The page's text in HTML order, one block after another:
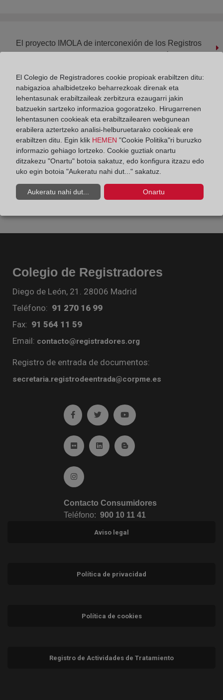
El proyecto IMOLA de interconexión de los Registros
Colegio de Registradores
Diego de León, 21. 28006 Madrid
Teléfono: 91 270 16 99
Fax: 91 564 11 59
Email: contacto@registradores.org
Registro de entrada de documentos:
secretaria.registrodeentrada@corpme.es
Ir a facebook (abre en ventana nueva)
Ir a twitter (abre en ventana nueva)
Ir a YouTube (abre en
Ir a Flickr (abre en ventana nueva)
Ir a Linkedin (abre en ventana nueva)
Ir al Blog (abre en ventana
Ir a Instagram (abre en ventana nueva)
Contacto Consumidores
Teléfono: 900 10 11 41
Aviso legal
Política de privacidad
Política de cookies
Registro de Actividades de Tratamiento
El Colegio de Registradores cookie propioak erabiltzen ditu:
nabigazioa ahalbidetzeko beharrezkoak direnak eta
lehentasunak erabiltzaileak zerbitzura ezaugarri jakin
batzuekin sartzeko informazioa gogoratzeko. Hirugarrenen
lehentasunen cookieak eta erabiltzailearen webgunean
erabilera aztertzeko analisi-helburuetarako cookieak ere
erabiltzen ditu. Egin klik HEMEN "Cookie Politika"ri buruzko
informazio gehiago lortzeko. Cookie guztiak onartu
ditzakezu "Onartu" botoia sakatuz, edo konfigura itzazu edo
uko egin botoia "Aukeratu nahi dut..." sakatuz.
Aukeratu nahi dut... Onartu